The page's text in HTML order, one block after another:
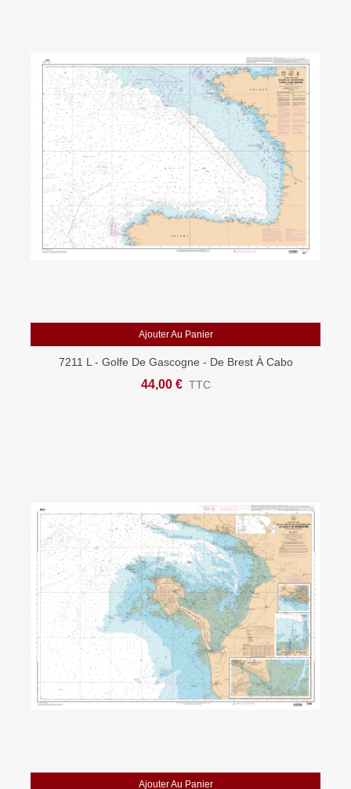
Ajouter Au Panier
7211 L - Golfe De Gascogne - De Brest À Cabo
Finisterre - Carte Marine Shom Papier
44,00 € TTC
Ajouter Au Panier